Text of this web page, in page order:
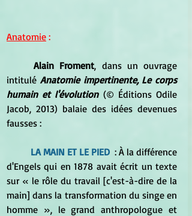
Anatomie :
Alain Froment, dans un ouvrage
intitulé Anatomie impertinente, Le corps
humain et l'évolution (© Éditions Odile
Jacob, 2013) balaie des idées devenues
fausses :
LA MAIN ET LE PIED
  : À la différence
d'Engels qui en 1878 avait écrit un texte
sur « le rôle du travail [c'est-à-dire de la
main] dans la transformation du singe en
homme », le grand anthropologue et